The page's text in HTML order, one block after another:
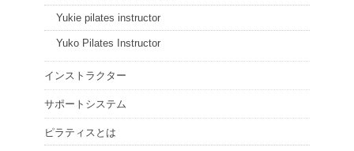
Yukie pilates instructor
Yuko Pilates Instructor
インストラクター
サポートシステム
ピラティスとは